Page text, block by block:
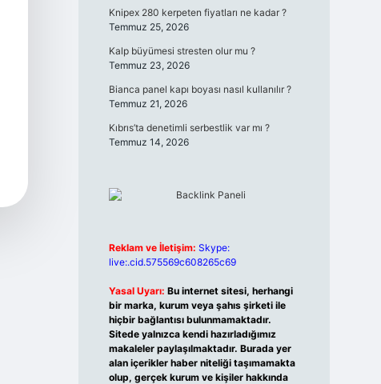
Knipex 280 kerpeten fiyatları ne kadar ?
Temmuz 25, 2026
Kalp büyümesi stresten olur mu ?
Temmuz 23, 2026
Bianca panel kapı boyası nasıl kullanılır ?
Temmuz 21, 2026
Kıbrıs’ta denetimli serbestlik var mı ?
Temmuz 14, 2026
Reklam ve İletişim: Skype:
live:.cid.575569c608265c69
Yasal Uyarı: Bu internet sitesi, herhangi
bir marka, kurum veya şahıs şirketi ile
hiçbir bağlantısı bulunmamaktadır.
Sitede yalnızca kendi hazırladığımız
makaleler paylaşılmaktadır. Burada yer
alan içerikler haber niteliği taşımamakta
olup, gerçek kurum ve kişiler hakkında